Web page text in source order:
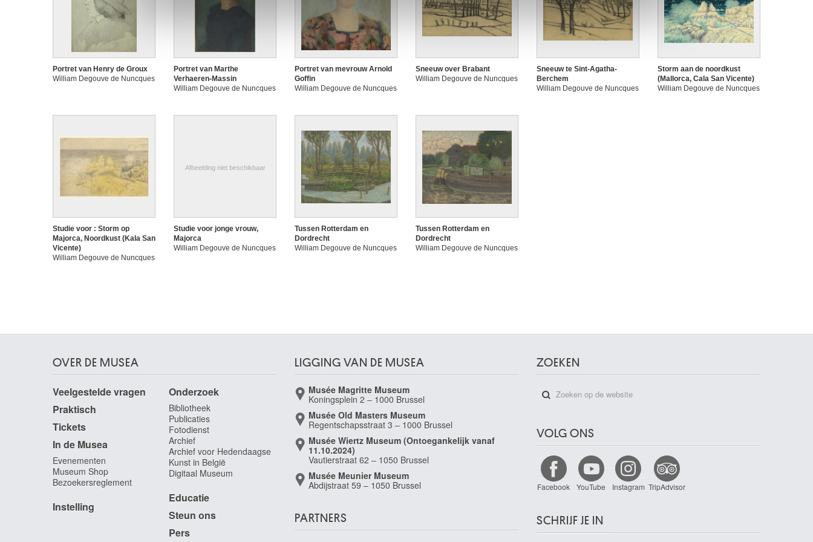
Portret van Henry de Groux
William Degouve de Nuncques
Portret van Marthe
Verhaeren-Massin
William Degouve de Nuncques
Portret van mevrouw Arnold
Goffin
William Degouve de Nuncques
Sneeuw over Brabant
William Degouve de Nuncques
Sneeuw te Sint-Agatha-
Berchem
William Degouve de Nuncques
Storm aan de noordkust
(Mallorca, Cala San Vicente)
William Degouve de Nuncques
Studie voor : Storm op
Majorca, Noordkust (Kala San
Vicente)
William Degouve de Nuncques
Afbeelding niet beschikbaar
Studie voor jonge vrouw,
Majorca
William Degouve de Nuncques
Tussen Rotterdam en
Dordrecht
William Degouve de Nuncques
Tussen Rotterdam en
Dordrecht
William Degouve de Nuncques
OVER DE MUSEA
Veelgestelde vragen
Praktisch
Tickets
In de Musea
Evenementen
Museum Shop
Bezoekersreglement
Instelling
Onderzoek
Bibliotheek
Publicaties
Fotodienst
Archief
Archief voor Hedendaagse
Kunst in België
Digitaal Museum
Educatie
Steun ons
Pers
LIGGING VAN DE MUSEA
Musée Magritte Museum
Koningsplein 2 – 1000 Brussel
Musée Old Masters Museum
Regentschapsstraat 3 – 1000 Brussel
Musée Wiertz Museum (Ontoegankelijk vanaf
11.10.2024)
Vautierstraat 62 – 1050 Brussel
Musée Meunier Museum
Abdijstraat 59 – 1050 Brussel
PARTNERS
ZOEKEN
VOLG ONS
Facebook YouTube Instagram TripAdvisor
SCHRIJF JE IN